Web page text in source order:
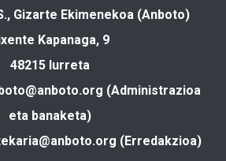
Gizarte Ekimenekoa (Anboto)
Kapanaga, 9
48215 Iurreta
(Administrazioa
eta banaketa)
(Erredakzioa)